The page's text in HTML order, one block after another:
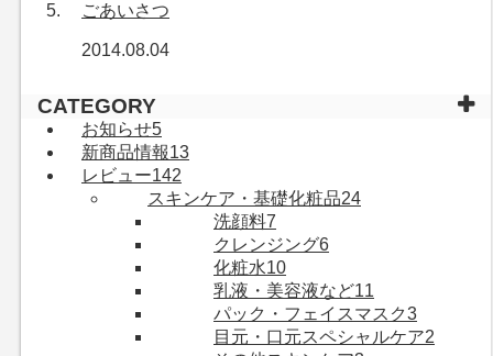
ごあいさつ
2014.08.04
CATEGORY
お知らせ5
新商品情報13
レビュー142
スキンケア・基礎化粧品24
洗顔料7
クレンジング6
化粧水10
乳液・美容液など11
パック・フェイスマスク3
目元・口元スペシャルケア2